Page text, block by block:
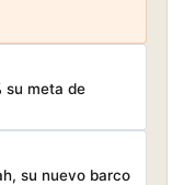
su meta de
su nuevo barco